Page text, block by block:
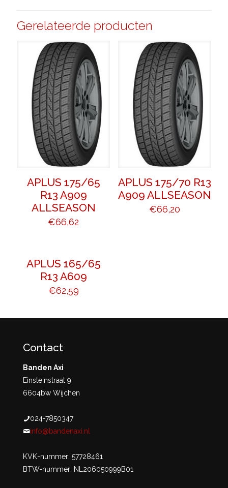
Gerelateerde producten
APLUS 175/65
R13 A909
ALLSEASON
€66,62
APLUS 175/70 R13
A909 ALLSEASON
€66,20
APLUS 165/65
R13 A609
€62,59
Contact
Banden Axi
Einsteinstraat 9
6604bw Wijchen
024-7850347
info@bandenaxi.nl
KVK-nummer: 57728461
BTW-nummer: NL206050999B01